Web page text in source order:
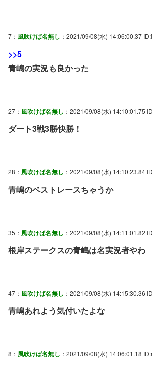
7： 風吹けば名無し ：2021/09/08(水) 14:06:00.37
>>5
青嶋の実況も良かった
27： 風吹けば名無し ：2021/09/08(水) 14:10:01.75
ダート3戦3勝快勝！
28： 風吹けば名無し ：2021/09/08(水) 14:10:23.84
青嶋のベストレースちゃうか
35： 風吹けば名無し ：2021/09/08(水) 14:11:01.82
根岸ステークスの青嶋は名実況者やわ
47： 風吹けば名無し ：2021/09/08(水) 14:15:30.36
青嶋あれよう気付いたよな
8： 風吹けば名無し ：2021/09/08(水) 14:06:01.18